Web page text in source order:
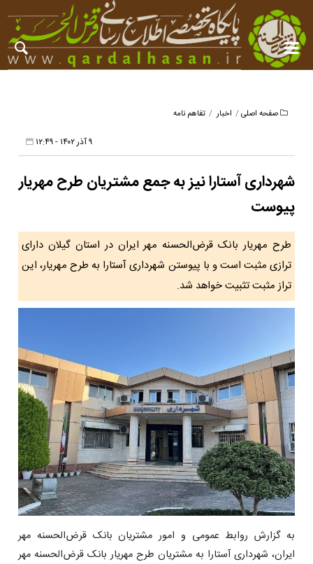
صفحه اصلی اخبار تفاهم نامه
۹ آذر ۱۴۰۲ - ۱۲:۴۹
شهرداری آستارا نیز به جمع مشتریان طرح مهریار
پیوست
طرح مهریار بانک قرض‌الحسنه مهر ایران در استان گیلان دارای
ترازی مثبت است و با پیوستن شهرداری آستارا به طرح مهریار، این
تراز مثبت تثبیت خواهد شد.
به گزارش روابط عمومی و امور مشتریان بانک قرض‌الحسنه مهر
ایران، شهرداری آستارا به مشتریان طرح مهریار بانک قرض‌الحسنه مهر